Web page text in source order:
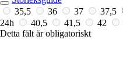
35,5
36 37 37,5
24h
40,5 41,5 42
Detta fält är obligatoriskt